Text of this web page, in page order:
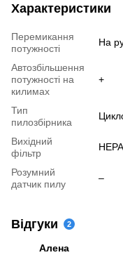
Характеристики
Перемикання
потужності
На
Автозбільшення
потужності на
килимах
+
Тип
пилозбірника
Вихідний
фільтр
HEPA
Розумний
датчик пилу
–
Відгуки 2
Алена